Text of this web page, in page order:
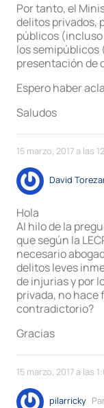
Por tanto, el
delitos privados,
públicos
los semipúblicos
presentación de
Espero haber
Saludos
15 marzo, 2017 a las
David
Hola
Al hilo de la
que según la
necesario
delitos leves
de injurias y por
privada, no hace
contradictorio?
Gracias
15 marzo, 2017 a las
pilarricky